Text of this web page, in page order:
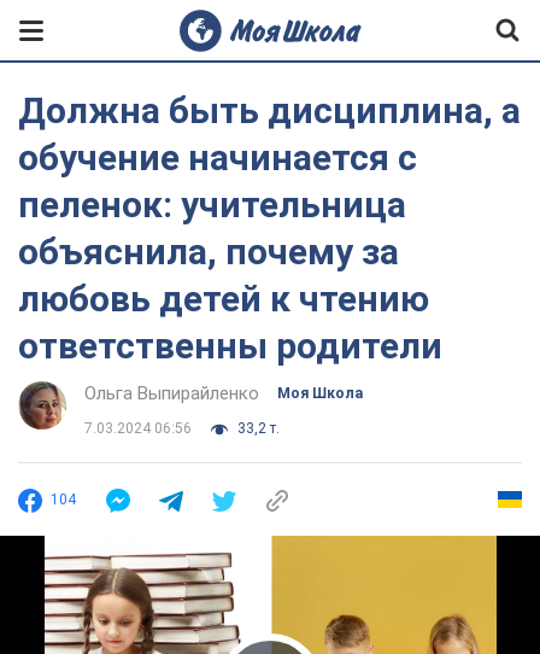
Должна быть дисциплина, а
обучение начинается с
пеленок: учительница
объяснила, почему за
любовь детей к чтению
ответственны родители
Ольга Выпирайленко Моя Школа
7.03.2024 06:56 33,2 т.
104